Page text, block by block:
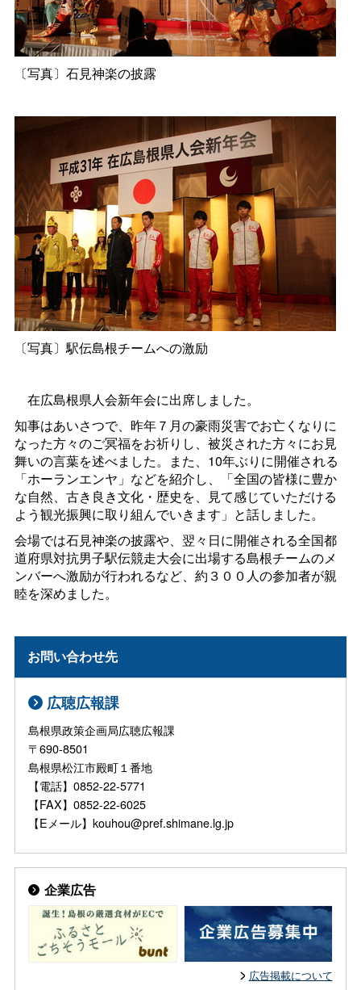
〔写真〕石見神楽の披露
〔写真〕駅伝島根チームへの激励
在広島根県人会新年会に出席しました。
知事はあいさつで、昨年７月の豪雨災害でお亡くなりに
なった方々のご冥福をお祈りし、被災された方々にお見
舞いの言葉を述べました。また、10年ぶりに開催される
「ホーランエンヤ」などを紹介し、「全国の皆様に豊か
な自然、古き良き文化・歴史を、見て感じていただける
よう観光振興に取り組んでいきます」と話しました。
会場では石見神楽の披露や、翌々日に開催される全国都
道府県対抗男子駅伝競走大会に出場する島根チームのメ
ンバーへ激励が行われるなど、約３００人の参加者が親
睦を深めました。
お問い合わせ先
広聴広報課
島根県政策企画局広聴広報課
〒690-8501
島根県松江市殿町１番地
【電話】0852-22-5771
【FAX】0852-22-6025
【Eメール】kouhou@pref.shimane.lg.jp
企業広告
広告掲載について